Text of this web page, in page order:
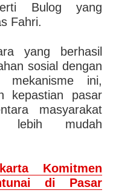
Bulog yang
Fahri.
yang berhasil
sosial dengan
ini,
kepastian pasar
masyarakat
lebih mudah
Komitmen
di Pasar